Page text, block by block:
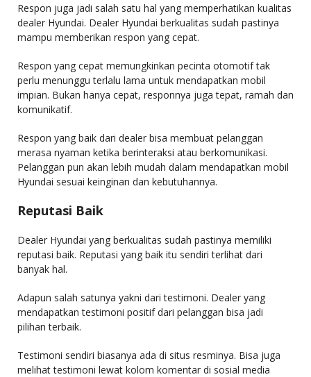
Respon juga jadi salah satu hal yang memperhatikan kualitas
dealer Hyundai. Dealer Hyundai berkualitas sudah pastinya
mampu memberikan respon yang cepat.
Respon yang cepat memungkinkan pecinta otomotif tak
perlu menunggu terlalu lama untuk mendapatkan mobil
impian. Bukan hanya cepat, responnya juga tepat, ramah dan
komunikatif.
Respon yang baik dari dealer bisa membuat pelanggan
merasa nyaman ketika berinteraksi atau berkomunikasi.
Pelanggan pun akan lebih mudah dalam mendapatkan mobil
Hyundai sesuai keinginan dan kebutuhannya.
Reputasi Baik
Dealer Hyundai yang berkualitas sudah pastinya memiliki
reputasi baik. Reputasi yang baik itu sendiri terlihat dari
banyak hal.
Adapun salah satunya yakni dari testimoni. Dealer yang
mendapatkan testimoni positif dari pelanggan bisa jadi
pilihan terbaik.
Testimoni sendiri biasanya ada di situs resminya. Bisa juga
melihat testimoni lewat kolom komentar di sosial media